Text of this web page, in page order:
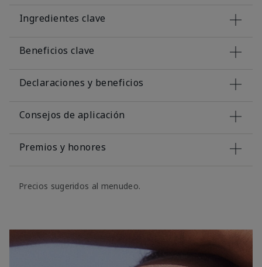
Ingredientes clave
Beneficios clave
Declaraciones y beneficios
Consejos de aplicación
Premios y honores
Precios sugeridos al menudeo.